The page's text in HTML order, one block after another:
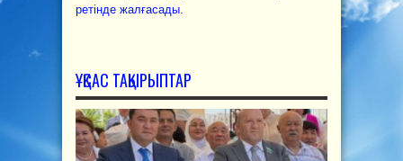
ретінде жалғасады.
ҰҚСАС ТАҚЫРЫПТАР